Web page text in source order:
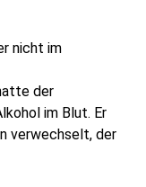
nicht im
der
im Blut. Er
verwechselt, der